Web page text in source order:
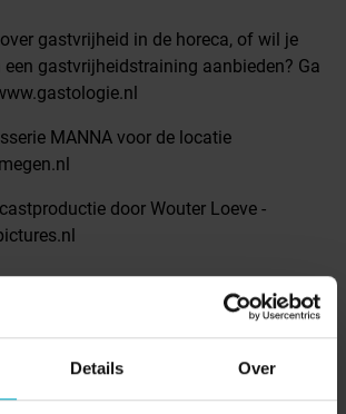
Details Over
gastvrijheid in de horeca, of wil je
gastvrijheidstraining aanbieden? Ga
MANNA voor de locatie
door Wouter Loeve -